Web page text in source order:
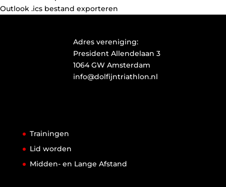
Outlook .ics bestand exporteren
Adres vereniging:
President Allendelaan 3
1064 GW Amsterdam
info@dolfijntriathlon.nl
Trainingen
Lid worden
Midden- en Lange Afstand